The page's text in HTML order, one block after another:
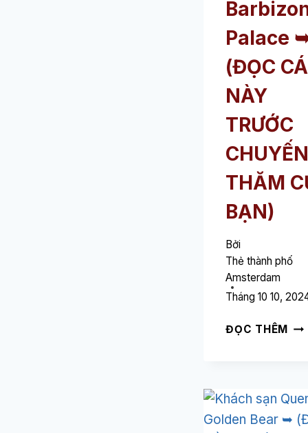
Palace
(ĐỌC
NÀY
TRƯỚC
CHUYẾN
THĂM
BẠN)
Bởi
Thẻ thành phố
Amsterdam
Tháng 10 10,
ĐỌC THÊM